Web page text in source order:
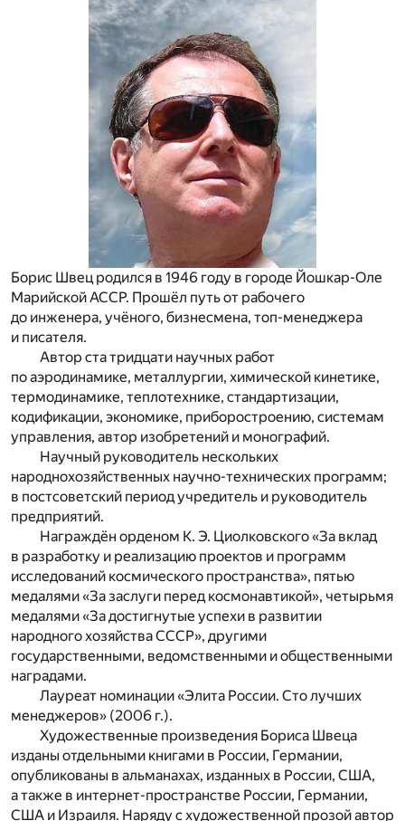
Борис Швец родился в 1946 году в городе Йошкар-Оле
Марийской АССР. Прошёл путь от рабочего
до инженера, учёного, бизнесмена, топ-менеджера
и писателя.
Автор ста тридцати научных работ
по аэродинамике, металлургии, химической кинетике,
термодинамике, теплотехнике, стандартизации,
кодификации, экономике, приборостроению, системам
управления, автор изобретений и монографий.
Научный руководитель нескольких
народнохозяйственных научно-технических программ;
в постсоветский период учредитель и руководитель
предприятий.
Награждён орденом К. Э. Циолковского «За вклад
в разработку и реализацию проектов и программ
исследований космического пространства», пятью
медалями «За заслуги перед космонавтикой», четырьмя
медалями «За достигнутые успехи в развитии
народного хозяйства СССР», другими
государственными, ведомственными и общественными
наградами.
Лауреат номинации «Элита России. Сто лучших
менеджеров» (2006 г.).
Художественные произведения Бориса Швеца
изданы отдельными книгами в России, Германии,
опубликованы в альманахах, изданных в России, США,
а также в интернет-пространстве России, Германии,
США и Израиля. Наряду с художественной прозой автор